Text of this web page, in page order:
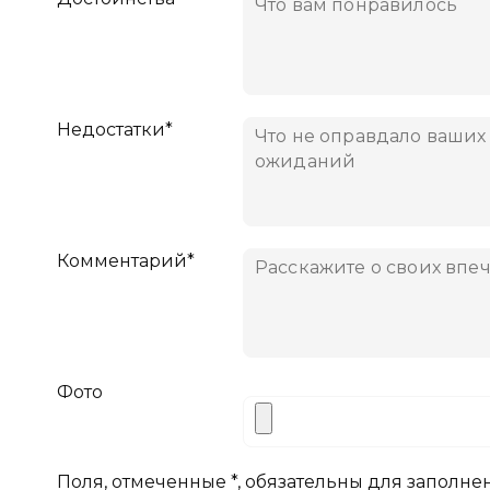
Недостатки*
Комментарий*
Фото
Поля, отмеченные *, обязательны для